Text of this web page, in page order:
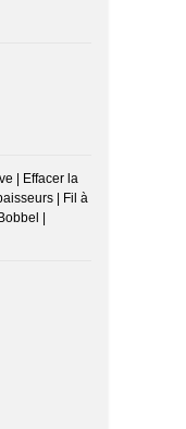
| Effacer la
| Fil à
|